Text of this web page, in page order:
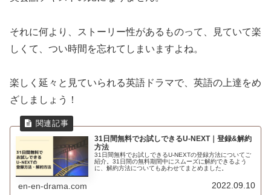
それに何より、ストーリー性があるものって、見ていて楽
しくて、つい時間を忘れてしまいますよね。
楽しく延々と見ていられる英語ドラマで、英語の上達をめ
ざしましょう！
31日間無料でお試しできるU-NEXT｜登録&解約
方法
31日間無料でお試しできるU-NEXTの登録方法についてご
紹介。31日間の無料期間中にスムーズに解約できるよう
に、解約方法についてもあわせてまとめました。
en-en-drama.com 2022.09.10